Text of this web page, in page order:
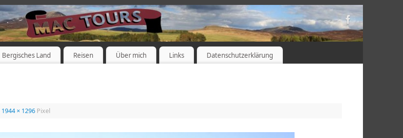
Bergisches Land Reisen Über mich Links Datenschutzerklärung
1944 × 1296 Pixel